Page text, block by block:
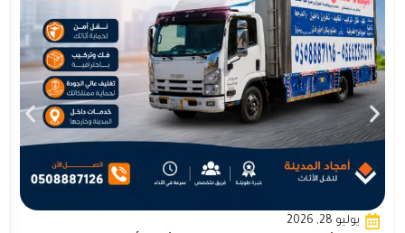
يوليو 28, 2026